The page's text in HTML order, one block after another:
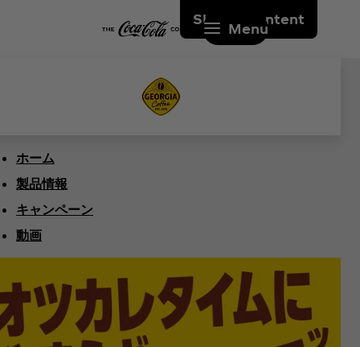
Skip to content
Menu
ホーム
製品情報
キャンペーン
動画